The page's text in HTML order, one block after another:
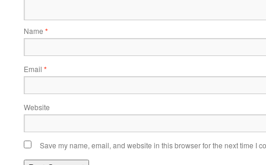
Name *
Email *
Website
Save my name, email, and website in this browser for the next time I